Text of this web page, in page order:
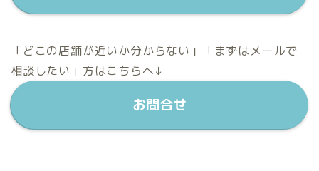
「どこの店舗が近いか分からない」「まずはメールで
相談したい」方はこちらへ↓
お問合せ